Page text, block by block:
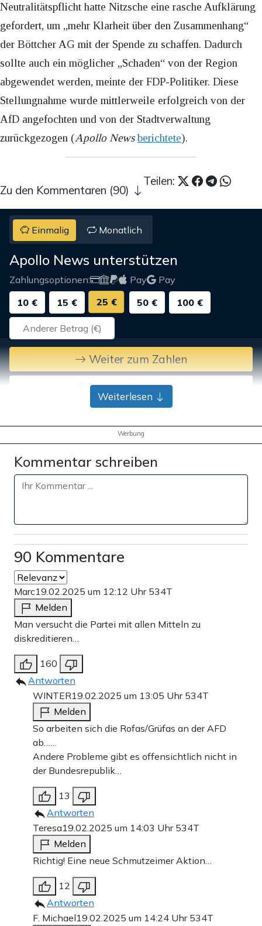
Neutralitätspflicht hatte Nitzsche eine rasche Aufklärung
gefordert, um „mehr Klarheit über den Zusammenhang“
der Böttcher AG mit der Spende zu schaffen. Dadurch
sollte auch ein möglicher „Schaden“ von der Region
abgewendet werden, meinte der FDP-Politiker. Diese
Stellungnahme wurde mittlerweile erfolgreich von der
AfD angefochten und von der Stadtverwaltung
zurückgezogen (Apollo News berichtete).
Teilen:
Zu den Kommentaren (90)
Einmalig Monatlich
Apollo News unterstützen
Zahlungsoptionen: Pay
Pay
10 €
15 € 25 € 50 € 100 €
Weiter zum Zahlen
Bank-Überweisung
Weiterlesen
Werbung
Kommentar schreiben
90 Kommentare
Marc19.02.2025 um 12:12 Uhr 534T
Melden
Man versucht die Partei mit allen Mitteln zu
diskreditieren…
160
Antworten
WINTER19.02.2025 um 13:05 Uhr 534T
Melden
So arbeiten sich die Rofas/Grüfas an der AFD
ab……
Andere Probleme gibt es offensichtlich nicht in
der Bundesrepublik…
13
Antworten
Teresa19.02.2025 um 14:03 Uhr 534T
Melden
Richtig! Eine neue Schmutzeimer Aktion…
12
Antworten
F. Michael19.02.2025 um 14:24 Uhr 534T